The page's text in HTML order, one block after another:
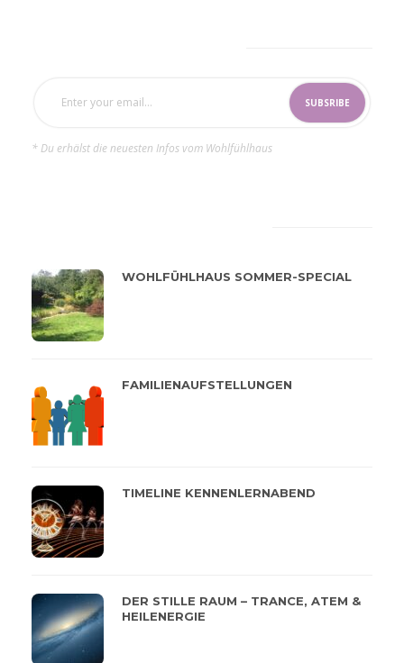
* Du erhälst die neuesten Infos vom Wohlfühlhaus
WOHLFÜHLHAUS SOMMER-SPECIAL
FAMILIENAUFSTELLUNGEN
TIMELINE KENNENLERNABEND
DER STILLE RAUM – TRANCE, ATEM &
HEILENERGIE